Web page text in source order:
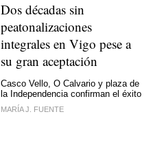
Dos décadas sin
peatonalizaciones
integrales en Vigo pese a
su gran aceptación
Casco Vello, O Calvario y plaza de
la Independencia confirman el éxito
MARÍA J. FUENTE